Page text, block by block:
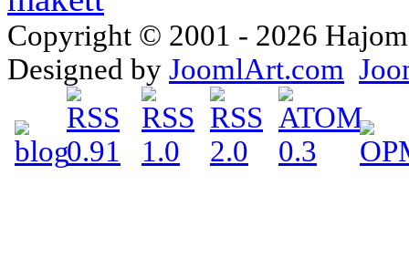
Copyright © 2001 - 2026
Designed by JoomlArt.com